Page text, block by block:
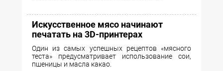
Искусственное мясо начинают
печатать на 3D-принтерах
Один из самых успешных рецептов «мясного
теста» предусматривает использование сои,
пшеницы и масла какао.